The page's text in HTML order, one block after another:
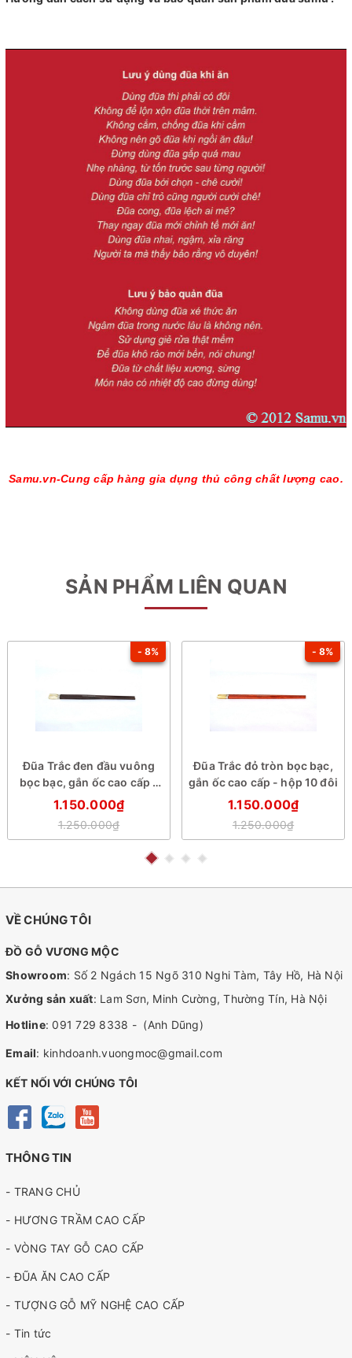
Samu.vn-Cung cấp hàng gia dụng thủ công chất lượng cao.
SẢN PHẨM LIÊN QUAN
- 8%
Đũa Trắc đen đầu vuông
bọc bạc, gắn ốc cao cấp -
hộp 10 đôi
1.150.000₫
1.250.000₫
- 8%
Đũa Trắc đỏ tròn bọc bạc,
gắn ốc cao cấp - hộp 10 đôi
1.150.000₫
1.250.000₫
VỀ CHÚNG TÔI
ĐỒ GỖ VƯƠNG MỘC
Showroom: Số 2 Ngách 15 Ngõ 310 Nghi Tàm, Tây Hồ, Hà Nội
Xưởng sản xuất: Lam Sơn, Minh Cường, Thường Tín, Hà Nội
Hotline:091 729 8338 - (Anh Dũng)
Email: kinhdoanh.vuongmoc@gmail.com
KẾT NỐI VỚI CHÚNG TÔI
THÔNG TIN
- TRANG CHỦ
- HƯƠNG TRẦM CAO CẤP
- VÒNG TAY GỖ CAO CẤP
- ĐŨA ĂN CAO CẤP
- TƯỢNG GỖ MỸ NGHỆ CAO CẤP
- Tin tức